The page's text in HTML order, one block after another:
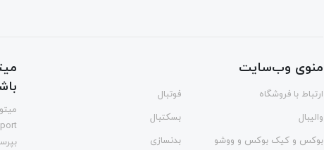
منوی وب‌سایت
ارتباط با فروشگاه
فوتبال
والیبال
بسکتبال
بوکس و کیک بوکس و ووشو
بدنسازی